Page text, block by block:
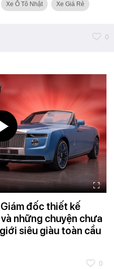
Xe Ô Tô Nhật Xe Giá Rẻ
0
đốc thiết kế
những chuyện chưa
siêu giàu toàn cầu
0